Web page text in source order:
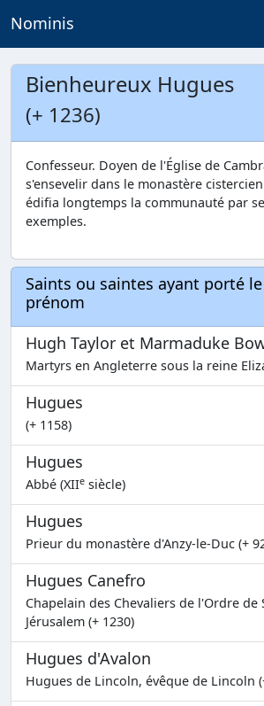
Nominis
Bienheureux Hugues
(+ 1236)
Confesseur. Doyen de l'Église de
s'ensevelir dans le monastère
édifia longtemps la communauté par
exemples.
Saints ou saintes ayant porté
prénom
Hugh Taylor et Marmaduke
Martyrs en Angleterre sous la reine
Hugues
(+ 1158)
Hugues
Abbé (XIIe siècle)
Hugues
Prieur du monastère d'Anzy-le-Duc (+
Hugues Canefro
Chapelain des Chevaliers de l'Ordre de
Jérusalem (+ 1230)
Hugues d'Avalon
Hugues de Lincoln, évêque de Lincoln